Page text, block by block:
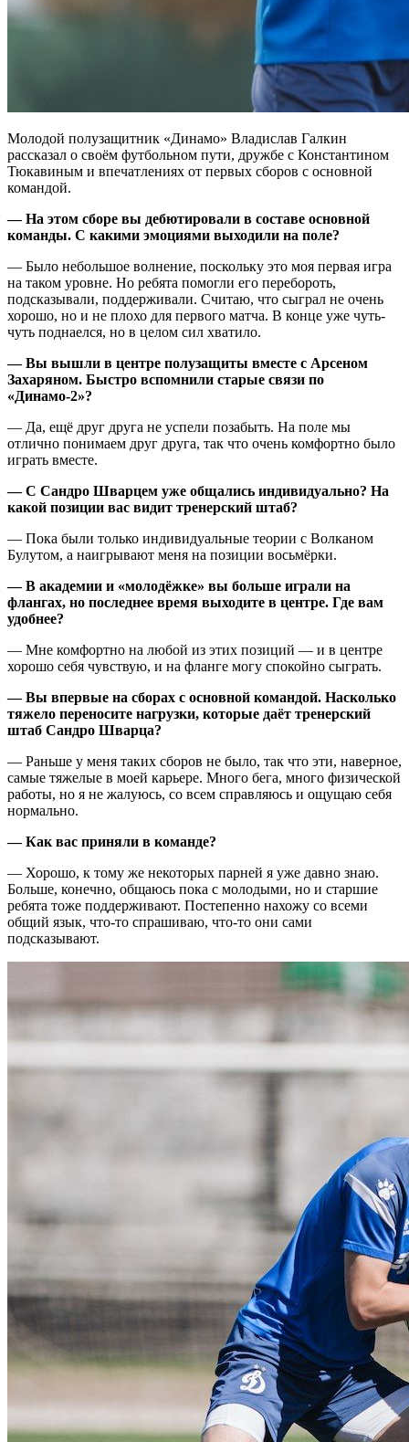
Молодой полузащитник «Динамо» Владислав Галкин
рассказал о своём футбольном пути, дружбе с Константином
Тюкавиным и впечатлениях от первых сборов с основной
командой.
— На этом сборе вы дебютировали в составе основной
команды. С какими эмоциями выходили на поле?
— Было небольшое волнение, поскольку это моя первая игра
на таком уровне. Но ребята помогли его перебороть,
подсказывали, поддерживали. Считаю, что сыграл не очень
хорошо, но и не плохо для первого матча. В конце уже чуть-
чуть поднаелся, но в целом сил хватило.
— Вы вышли в центре полузащиты вместе с Арсеном
Захаряном. Быстро вспомнили старые связи по
«Динамо-2»?
— Да, ещё друг друга не успели позабыть. На поле мы
отлично понимаем друг друга, так что очень комфортно было
играть вместе.
— С Сандро Шварцем уже общались индивидуально? На
какой позиции вас видит тренерский штаб?
— Пока были только индивидуальные теории с Волканом
Булутом, а наигрывают меня на позиции восьмёрки.
— В академии и «молодёжке» вы больше играли на
флангах, но последнее время выходите в центре. Где вам
удобнее?
— Мне комфортно на любой из этих позиций — и в центре
хорошо себя чувствую, и на фланге могу спокойно сыграть.
— Вы впервые на сборах с основной командой. Насколько
тяжело переносите нагрузки, которые даёт тренерский
штаб Сандро Шварца?
— Раньше у меня таких сборов не было, так что эти, наверное,
самые тяжелые в моей карьере. Много бега, много физической
работы, но я не жалуюсь, со всем справляюсь и ощущаю себя
нормально.
— Как вас приняли в команде?
— Хорошо, к тому же некоторых парней я уже давно знаю.
Больше, конечно, общаюсь пока с молодыми, но и старшие
ребята тоже поддерживают. Постепенно нахожу со всеми
общий язык, что-то спрашиваю, что-то они сами
подсказывают.